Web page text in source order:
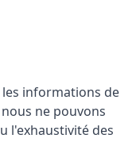
informations de
ne pouvons
l'exhaustivité des